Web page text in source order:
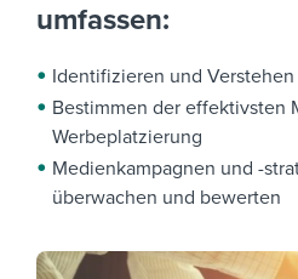
umfassen:
Identifizieren und
Bestimmen der effektivsten
Werbeplatzierung
Medienkampagnen und -
überwachen und bewerten